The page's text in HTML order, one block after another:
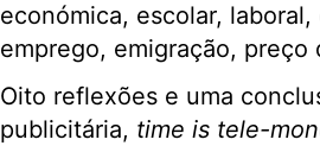
económica, escolar,
emprego, emigração,
Oito reflexões e uma
publicitária, time is tele-